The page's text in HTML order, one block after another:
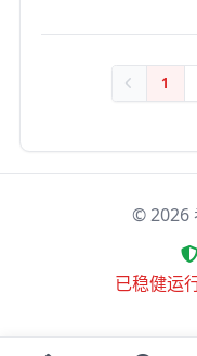
1
©2026
已稳健运